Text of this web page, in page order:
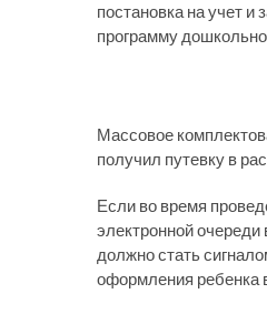
постановка на учет
программу
Массовое
получил путевку в
Если во время
электронной
должно стать
оформления ребенка